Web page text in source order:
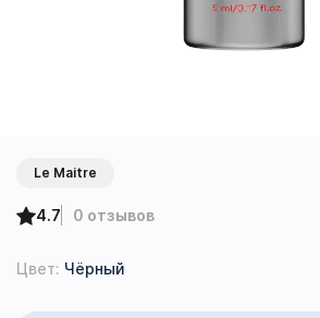
Le Maitre
4.7 0 отзывов
Цвет: Чёрный